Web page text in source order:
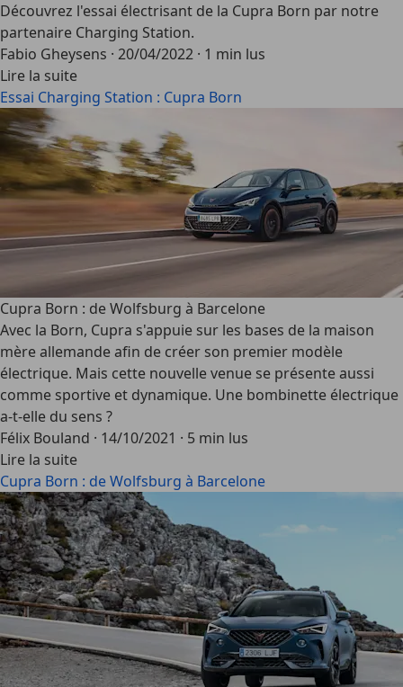
Découvrez l'essai électrisant de la Cupra Born par notre
partenaire Charging Station.
Fabio Gheysens · 20/04/2022 · 1 min lus
Lire la suite
Essai Charging Station : Cupra Born
Cupra Born : de Wolfsburg à Barcelone
Avec la Born, Cupra s'appuie sur les bases de la maison
mère allemande afin de créer son premier modèle
électrique. Mais cette nouvelle venue se présente aussi
comme sportive et dynamique. Une bombinette électrique
a-t-elle du sens ?
Félix Bouland · 14/10/2021 · 5 min lus
Lire la suite
Cupra Born : de Wolfsburg à Barcelone